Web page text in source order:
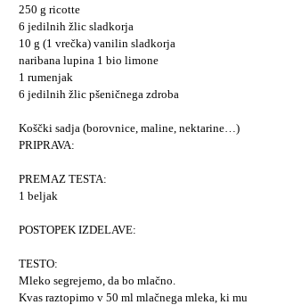
250 g ricotte
6 jedilnih žlic sladkorja
10 g (1 vrečka) vanilin sladkorja
naribana lupina 1 bio limone
1 rumenjak
6 jedilnih žlic pšeničnega zdroba
Koščki sadja (borovnice, maline, nektarine…)
PRIPRAVA:
PREMAZ TESTA:
1 beljak
POSTOPEK IZDELAVE:
TESTO:
Mleko segrejemo, da bo mlačno.
Kvas raztopimo v 50 ml mlačnega mleka, ki mu